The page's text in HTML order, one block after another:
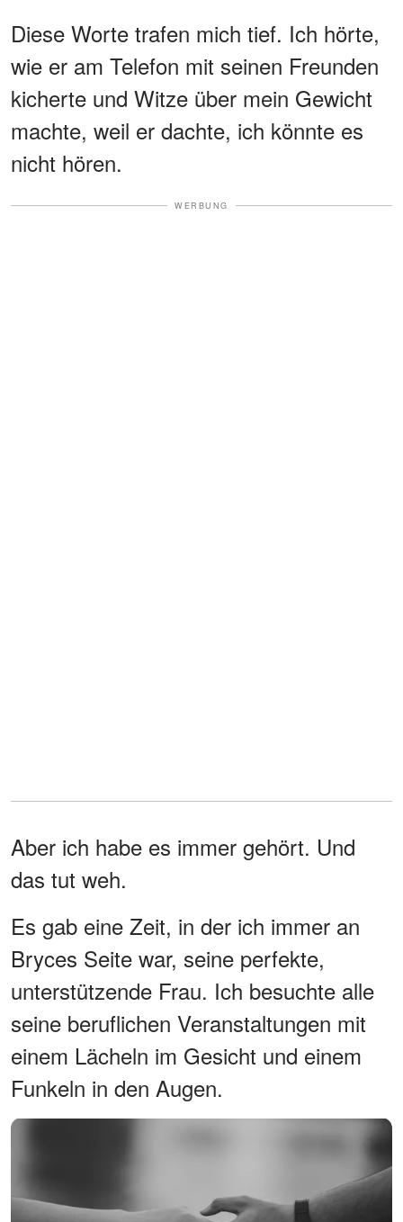
Diese Worte trafen mich tief. Ich hörte,
wie er am Telefon mit seinen Freunden
kicherte und Witze über mein Gewicht
machte, weil er dachte, ich könnte es
nicht hören.
WERBUNG
Aber ich habe es immer gehört. Und
das tut weh.
Es gab eine Zeit, in der ich immer an
Bryces Seite war, seine perfekte,
unterstützende Frau. Ich besuchte alle
seine beruflichen Veranstaltungen mit
einem Lächeln im Gesicht und einem
Funkeln in den Augen.